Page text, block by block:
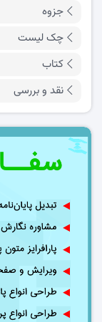
جزوه
چک لیست
کتاب
نقد و بررسی